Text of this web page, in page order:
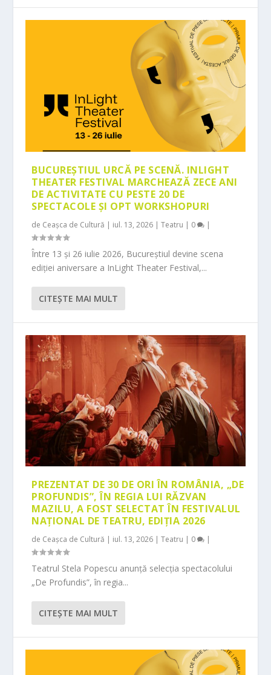
BUCUREȘTIUL URCĂ PE SCENĂ. INLIGHT
THEATER FESTIVAL MARCHEAZĂ ZECE ANI
DE ACTIVITATE CU PESTE 20 DE
SPECTACOLE ȘI OPT WORKSHOPURI
de Ceașca de Cultură | iul. 13, 2026 |Teatru | 0 |
Între 13 și 26 iulie 2026, Bucureștiul devine scena
ediției aniversare a InLight Theater Festival,...
CITEŞTE MAI MULT
PREZENTAT DE 30 DE ORI ÎN ROMÂNIA, „DE
PROFUNDIS”, ÎN REGIA LUI RĂZVAN
MAZILU, A FOST SELECTAT ÎN FESTIVALUL
NAȚIONAL DE TEATRU, EDIȚIA 2026
de Ceașca de Cultură | iul. 13, 2026 |Teatru | 0 |
Teatrul Stela Popescu anunță selecția spectacolului
„De Profundis”, în regia...
CITEŞTE MAI MULT